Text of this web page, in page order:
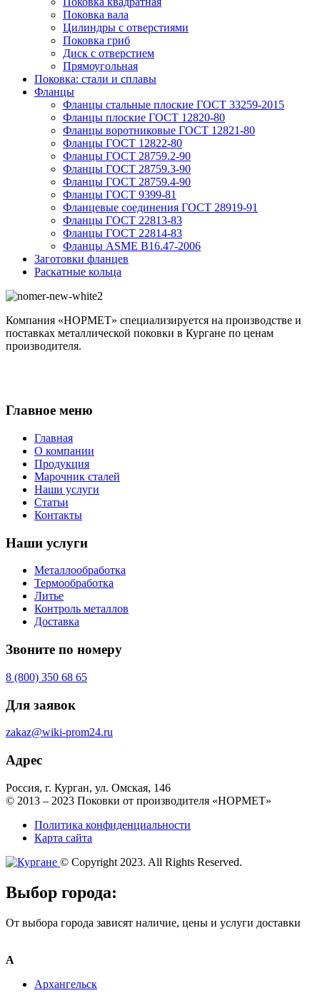
Поковка вала
Цилиндры с отверстиями
Поковка гриб
Диск с отверстием
Прямоугольная
Поковка: cтали и сплавы
Фланцы
Фланцы стальные плоские ГОСТ 33259-2015
Фланцы плоские ГОСТ 12820-80
Фланцы воротниковые ГОСТ 12821-80
Фланцы ГОСТ 12822-80
Фланцы ГОСТ 28759.2-90
Фланцы ГОСТ 28759.3-90
Фланцы ГОСТ 28759.4-90
Фланцы ГОСТ 9399-81
Фланцевые соединения ГОСТ 28919-91
Фланцы ГОСТ 22813-83
Фланцы ГОСТ 22814-83
Фланцы ASME B16.47-2006
Заготовки фланцев
Раскатные кольца
Компания «НОРМЕТ» специализируется на производстве и
поставках металлической поковки в Кургане по ценам
производителя.
Главное меню
Главная
О компании
Продукция
Марочник сталей
Наши услуги
Статьи
Контакты
Наши услуги
Металлообработка
Термообработка
Литье
Контроль металлов
Доставка
Звоните по номеру
8 (800) 350 68 65
Для заявок
zakaz@wiki-prom24.ru
Адрес
Россия, г. Курган, ул. Омская, 146
© 2013 – 2023 Поковки от производителя «НОРМЕТ»
Политика конфиденциальности
Карта сайта
© Copyright 2023. All Rights Reserved.
Выбор города:
От выбора города зависят наличие, цены и услуги доставки
А
Архангельск